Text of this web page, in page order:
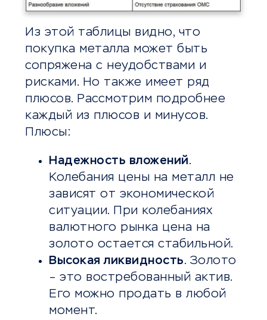
Из этой таблицы видно, что
покупка металла может быть
сопряжена с неудобствами и
рисками. Но также имеет ряд
плюсов. Рассмотрим подробнее
каждый из плюсов и минусов.
Плюсы:
Надежность вложений.
Колебания цены на металл не
зависят от экономической
ситуации. При колебаниях
валютного рынка цена на
золото остается стабильной.
Высокая ликвидность. Золото
– это востребованный актив.
Его можно продать в любой
момент.